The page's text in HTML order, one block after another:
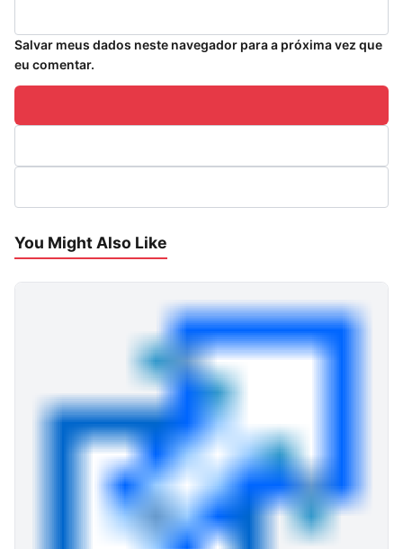
Salvar meus dados neste navegador para a próxima vez que
eu comentar.
You Might Also Like